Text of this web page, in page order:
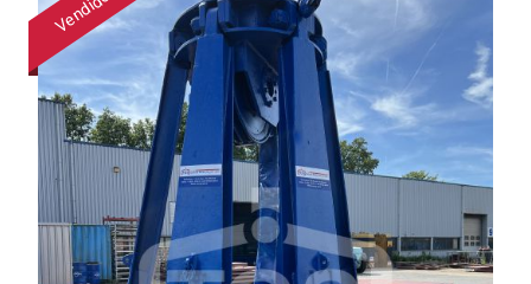
Vendido